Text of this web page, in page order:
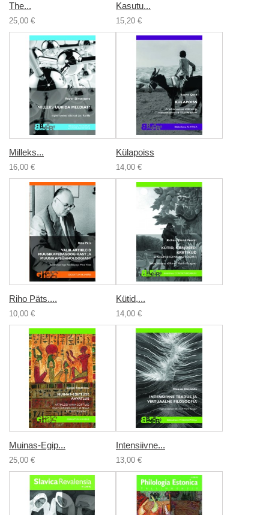
The...
25,00 €
Kasutu...
15,20 €
Milleks...
16,00 €
Külapoiss
14,00 €
Riho Päts....
10,00 €
Kütid,...
14,00 €
Muinas-Egip...
25,00 €
Intensiivne...
13,00 €